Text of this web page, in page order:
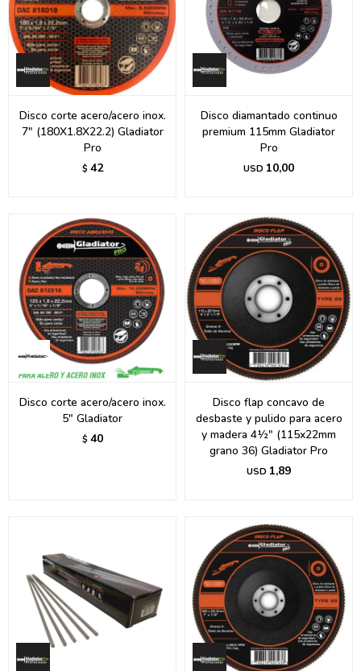
Disco corte acero/acero inox.
7" (180X1.8X22.2) Gladiator
Pro
$ 42
Disco diamantado continuo
premium 115mm Gladiator
Pro
USD 10,00
Disco corte acero/acero inox.
5" Gladiator
$ 40
Disco flap concavo de
desbaste y pulido para acero
y madera 4½" (115x22mm
grano 36) Gladiator Pro
USD 1,89